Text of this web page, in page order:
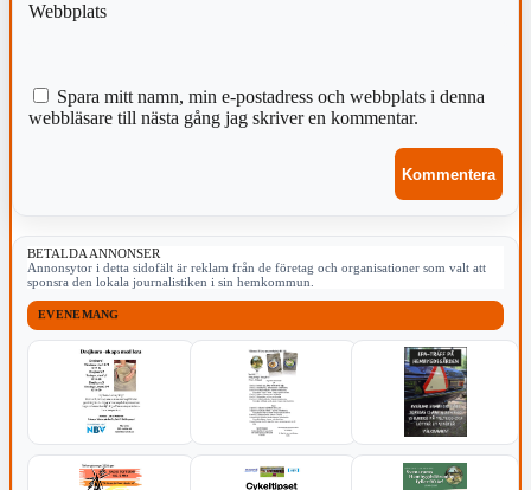
Webbplats
Spara mitt namn, min e-postadress och webbplats i denna
webbläsare till nästa gång jag skriver en kommentar.
BETALDA ANNONSER
Annonsytor i detta sidofält är reklam från de företag och organisationer som valt att
sponsra den lokala journalistiken i sin hemkommun.
EVENEMANG